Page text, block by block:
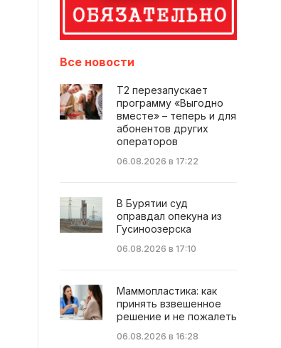
Все новости
Т2 перезапускает
программу «Выгодно
вместе» – теперь и для
абонентов других
операторов
06.08.2026 в 17:22
В Бурятии суд
оправдал опекуна из
Гусиноозерска
06.08.2026 в 17:10
Маммопластика: как
принять взвешенное
решение и не пожалеть
06.08.2026 в 16:28